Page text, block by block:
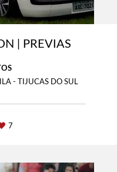
| PREVIAS
- TIJUCAS DO SUL
7